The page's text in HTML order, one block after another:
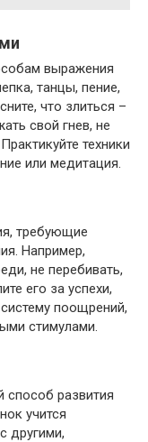
выражения
танцы, пение,
что злиться –
свой гнев, не
техники
или медитация.
требующие
Например,
не перебивать,
его за успехи,
поощрений,
стимулами.
способ развития
учится
другими,